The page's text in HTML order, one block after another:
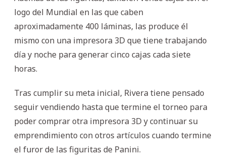
logo del Mundial en las que caben
aproximadamente 400 láminas, las produce él
mismo con una impresora 3D que tiene trabajando
día y noche para generar cinco cajas cada siete
horas.
Tras cumplir su meta inicial, Rivera tiene pensado
seguir vendiendo hasta que termine el torneo para
poder comprar otra impresora 3D y continuar su
emprendimiento con otros artículos cuando termine
el furor de las figuritas de Panini.